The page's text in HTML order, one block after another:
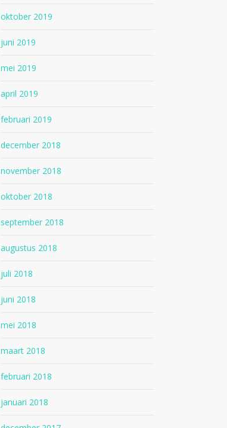
oktober 2019
juni 2019
mei 2019
april 2019
februari 2019
december 2018
november 2018
oktober 2018
september 2018
augustus 2018
juli 2018
juni 2018
mei 2018
maart 2018
februari 2018
januari 2018